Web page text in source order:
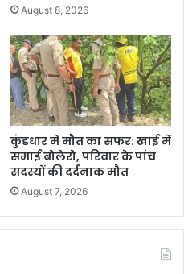
August 8, 2026
कुंडधार में मौत का सफर: खाई में
समाई बोलेरो, परिवार के पांच
सदस्यों की दर्दनाक मौत
August 7, 2026